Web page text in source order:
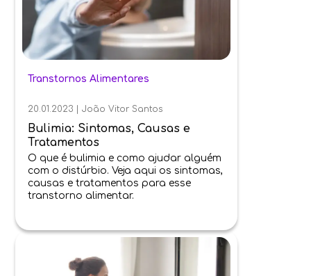
Transtornos Alimentares
20.01.2023 |João Vitor Santos
Bulimia: Sintomas, Causas e
Tratamentos
O que é bulimia e como ajudar alguém
com o distúrbio. Veja aqui os sintomas,
causas e tratamentos para esse
transtorno alimentar.